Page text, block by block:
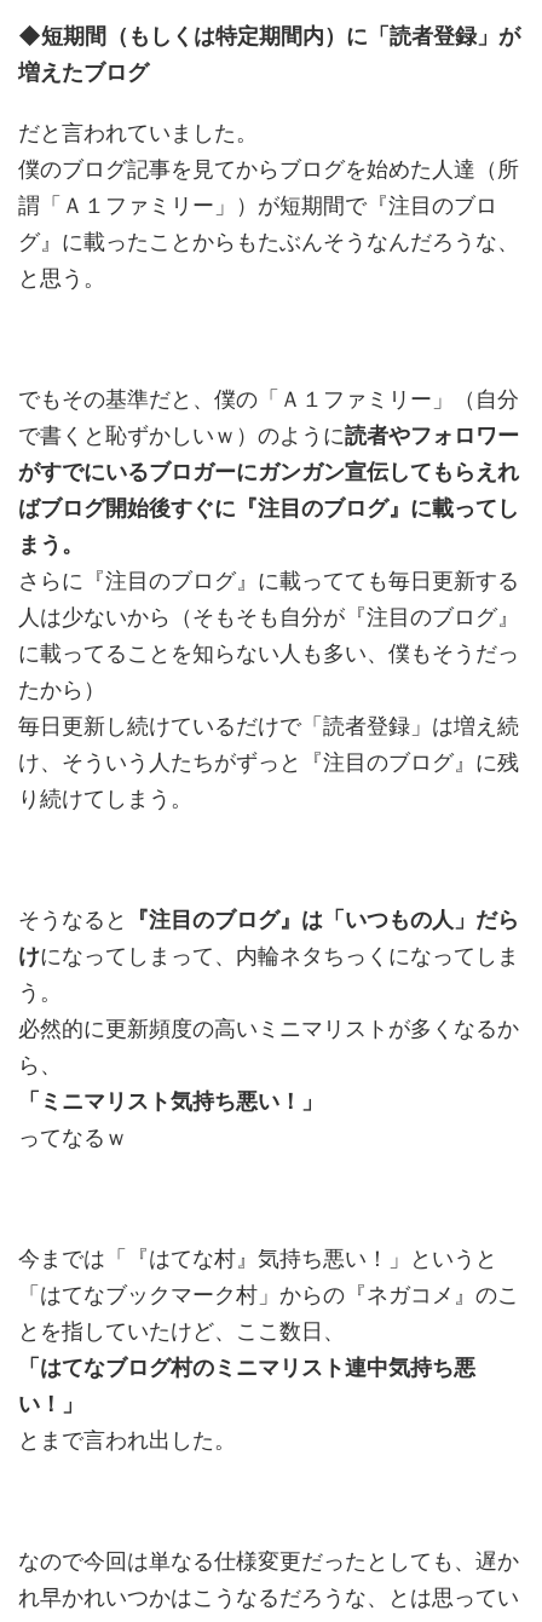
◆短期間（もしくは特定期間内）に「読者登録」が
増えたブログ
だと言われていました。
僕のブログ記事を見てからブログを始めた人達（所
謂「Ａ１ファミリー」）が短期間で『注目のブロ
グ』に載ったことからもたぶんそうなんだろうな、
と思う。
でもその基準だと、僕の「Ａ１ファミリー」（自分
で書くと恥ずかしいｗ）のように読者やフォロワー
がすでにいるブロガーにガンガン宣伝してもらえれ
ばブログ開始後すぐに『注目のブログ』に載ってし
まう。
さらに『注目のブログ』に載ってても毎日更新する
人は少ないから（そもそも自分が『注目のブログ』
に載ってることを知らない人も多い、僕もそうだっ
たから）
毎日更新し続けているだけで「読者登録」は増え続
け、そういう人たちがずっと『注目のブログ』に残
り続けてしまう。
そうなると
『注目のブログ』は「いつもの人」だら
けになってしまって、内輪ネタちっくになってしま
う。
必然的に更新頻度の高いミニマリストが多くなるか
ら、
「ミニマリスト気持ち悪い！」
ってなるｗ
今までは「『はてな村』気持ち悪い！」というと
「はてなブックマーク村」からの『ネガコメ』のこ
とを指していたけど、ここ数日、
「はてなブログ村のミニマリスト連中気持ち悪
い！」
とまで言われ出した。
なので今回は単なる仕様変更だったとしても、遅か
れ早かれいつかはこうなるだろうな、とは思ってい